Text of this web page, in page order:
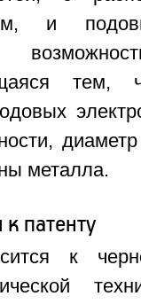
и
металла.
патенту
к